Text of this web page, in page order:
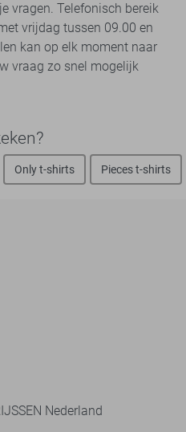
vragen. Telefonisch bereik
vrijdag tussen 09.00 en
kan op elk moment naar
vraag zo snel mogelijk
Only t-shirts Pieces t-shirts
Nederland